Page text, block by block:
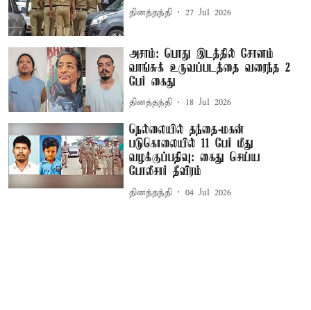
தினத்தந்தி 27 Jul 2026
அசாம்: பொது இடத்தில் சோனம்
வாங்சுக் உருவப்படத்தை வரைந்த 2
பேர் கைது
தினத்தந்தி 18 Jul 2026
நெல்லையில் தந்தை-மகன்
படுகொலையில் 11 பேர் மீது
வழக்குப்பதிவு: கைது செய்ய
போலீசார் தீவிரம்
தினத்தந்தி 04 Jul 2026